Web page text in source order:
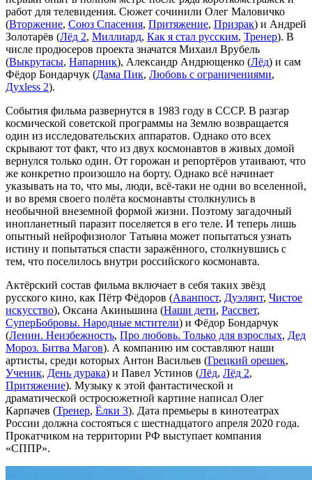
работ для телевидения. Сюжет сочинили Олег Маловичко
(Вторжение, Союз Спасения, Притяжение, Призрак) и Андрей
Золотарёв (Лёд 2, Миллиард, Как я стал русским, Тренер). В
числе продюсеров проекта значатся Михаил Врубель
(Выкрутасы, Напарник), Александр Андрющенко (Лёд) и сам
Фёдор Бондарчук (Дама Пик, Любовь с ограничениями,
Духless 2).
События фильма развернутся в 1983 году в СССР. В разгар
космической советской программы на Землю возвращается
один из исследовательских аппаратов. Однако ото всех
скрывают тот факт, что из двух космонавтов в живых домой
вернулся только один. От горожан и репортёров утаивают, что
же конкретно произошло на борту. Однако всё начинает
указывать на то, что мы, люди, всё-таки не одни во вселенной,
и во время своего полёта космонавты столкнулись в
необычной внеземной формой жизни. Поэтому загадочный
инопланетный паразит поселяется в его теле. И теперь лишь
опытный нейрофизиолог Татьяна может попытаться узнать
истину и попытаться спасти заражённого, столкнувшись с
тем, что поселилось внутри российского космонавта.
Актёрский состав фильма включает в себя таких звёзд
русского кино, как Пётр Фёдоров (Аванпост, Дуэлянт, Чистое
искусство), Оксана Акиньшина (Наши дети, Рассвет,
СуперБобровы. Народные мстители) и Фёдор Бондарчук
(Ленин. Неизбежность, Про любовь. Только для взрослых, Дед
Мороз. Битва Магов). А компанию им составляют наши
артисты, среди которых Антон Васильев (Грецкий орешек,
Ученик, День дурака) и Павел Устинов (Лёд, Лёд 2,
Притяжение). Музыку к этой фантастической и
драматической остросюжетной картине написал Олег
Карпачев (Тренер, Ёлки 3). Дата премьеры в кинотеатрах
России должна состояться с шестнадцатого апреля 2020 года.
Прокатчиком на территории РФ выступает компания
«СППР».